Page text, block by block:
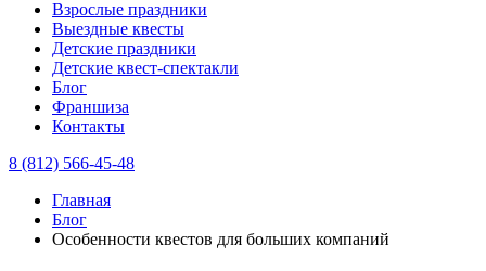
Взрослые праздники
Выездные квесты
Детские праздники
Детские квест-спектакли
Блог
Франшиза
Контакты
8 (812) 566-45-48
Главная
Блог
Особенности квестов для больших компаний